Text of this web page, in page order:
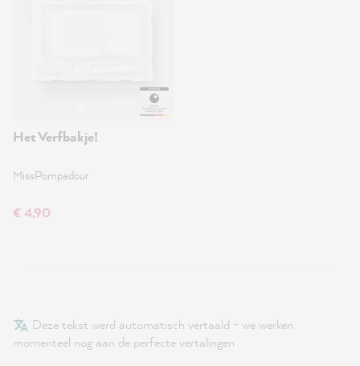
Het Verfbakje!
MissPompadour
€ 4,90
Deze tekst werd automatisch vertaald - we werken
momenteel nog aan de perfecte vertalingen